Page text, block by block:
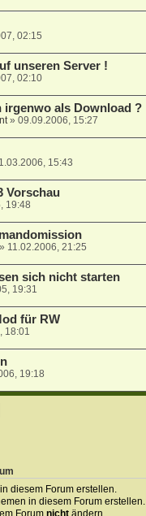
02:15
unseren Server !
02:10
irgenwo als Download ?
» 09.09.2006, 15:27
15:43
Vorschau
19:48
11.02.2006, 21:25
sich nicht starten
19:31
für RW
18:01
19:18
diesem Forum erstellen.
in diesem Forum erstellen.
Forum nichtändern.